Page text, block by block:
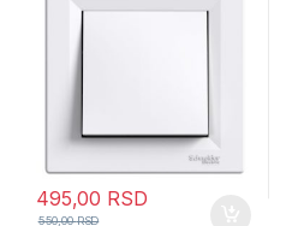
495,00 RSD
550,00RSD